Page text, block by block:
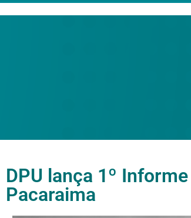
DPU lança 1º
Pacaraima